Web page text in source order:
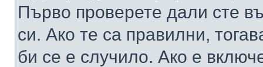
Първо проверете дали сте
си. Ако те са правилни,
би се е случило. Ако е